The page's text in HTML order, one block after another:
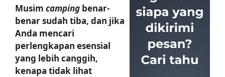
Musim camping benar-
benar sudah tiba, dan jika
Anda mencari
perlengkapan esensial
yang lebih canggih,
kenapa tidak lihat